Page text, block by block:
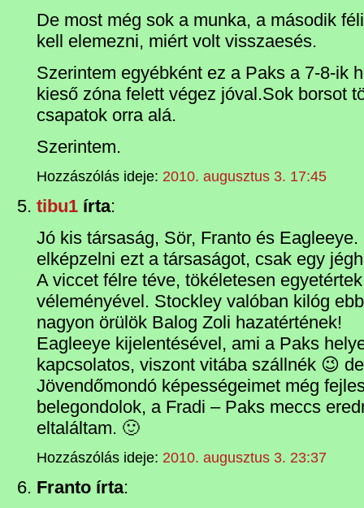
De most még sok a munka, a második
kell elemezni, miért volt visszaesés.
Szerintem egyébként ez a Paks a 7-8-ik
kieső zóna felett végez jóval.Sok borsot
csapatok orra alá.
Szerintem.
Hozzászólás ideje: 2010. augusztus 3. 17:45
tibu1 írta:
Jó kis társaság, Sör, Franto és
elképzelni ezt a társaságot, csak egy
A viccet félre téve, tökéletesen
véleményével. Stockley valóban kilóg
nagyon örülök Balog Zoli hazatértének!
Eagleeye kijelentésével, ami a Paks
kapcsolatos, viszont vitába szállnék 😉
Jövendőmondó képességeimet még
belegondolok, a Fradi – Paks meccs
eltaláltam. 🙂
Hozzászólás ideje: 2010. augusztus 3. 23:37
Franto írta: